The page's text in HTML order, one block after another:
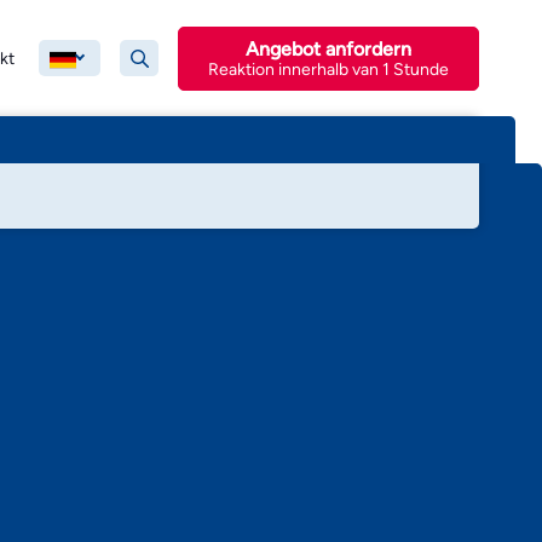
Reaktion innerhalb van 1 Stunde
Angebot anfordern